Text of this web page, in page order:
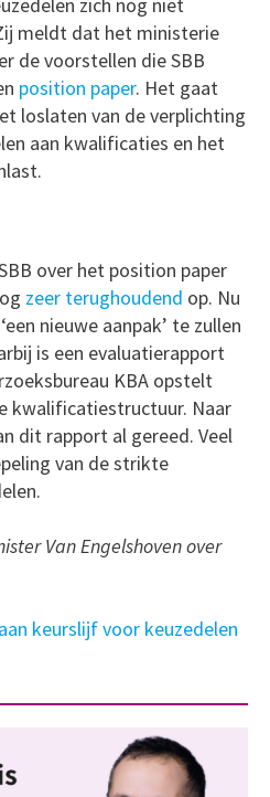
meldt dat het ministerie
de voorstellen die SBB
position paper. Het gaat
loslaten van de verplichting
aan kwalificaties en het
over het position paper
zeer terughoudend op. Nu
nieuwe aanpak’ te zullen
is een evaluatierapport
KBA opstelt
kwalificatiestructuur. Naar
dit rapport al gereed. Veel
van de strikte
Van Engelshoven over
keurslijf voor keuzedelen